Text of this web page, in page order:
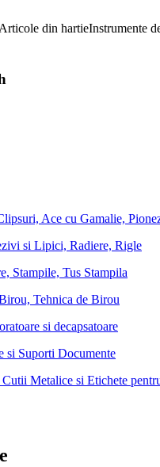
Articole din hartieInstrumente
Ace cu Gamalie,
si Lipici, Radiere, Rigle
Stampile, Tus Stampila
Tehnica de Birou
si decapsatoare
si Suporti Documente
Metalice si Etichete